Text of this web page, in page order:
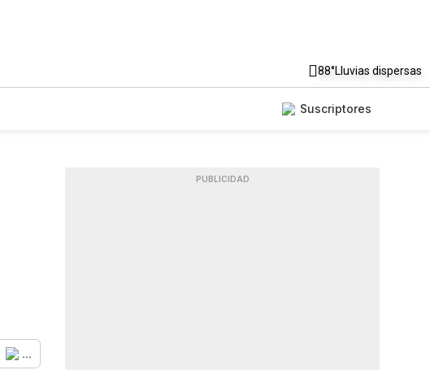
88°Lluvias dispersas
Suscriptores
...
PUBLICIDAD